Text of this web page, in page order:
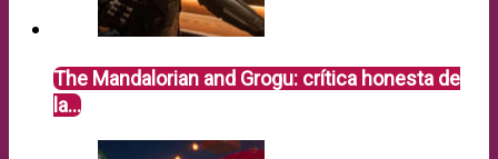
The Mandalorian and Grogu: crítica honesta de
la…